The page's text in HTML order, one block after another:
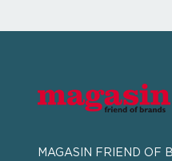
MAGASIN FRIEND OF